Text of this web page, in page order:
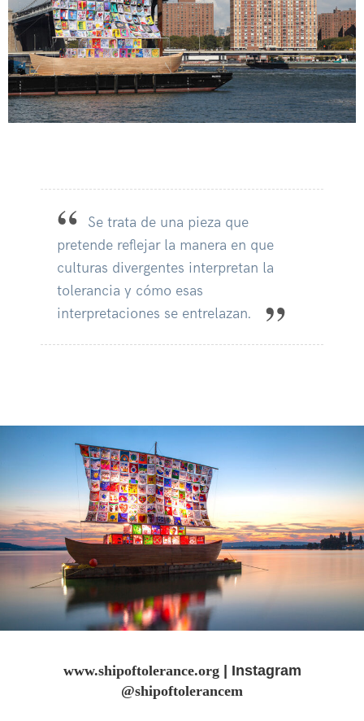
Se trata de una pieza que
pretende reflejar la manera en que
culturas divergentes interpretan la
tolerancia y cómo esas
interpretaciones se entrelazan.
www.shipoftolerance.org| Instagram
@shipoftolerancem